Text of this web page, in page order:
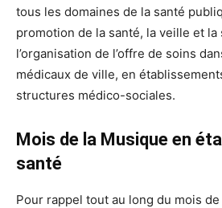
tous les domaines de la santé
promotion de la santé, la veille et
l’organisation de l’offre de soins
médicaux de ville, en
structures médico-sociales.
Mois de la Musique en
santé
Pour rappel tout au long du mois